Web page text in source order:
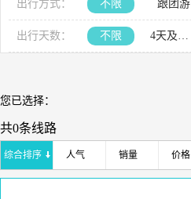
出行方式： 不限 跟团游
出行天数： 不限 4天及以下
您已选择：
共0条线路
综合排序 人气 销量 价格